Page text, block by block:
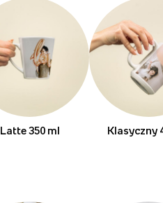
Latte 350 ml Klasyczny